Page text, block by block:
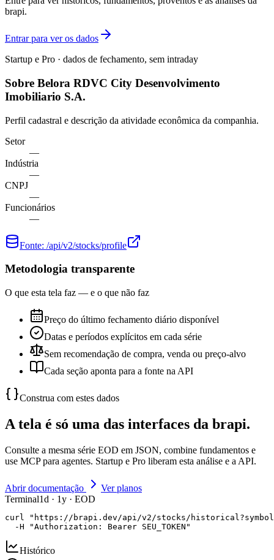
brapi.
Entrar para ver os dados
Startup e Pro · dados de fechamento, sem intraday
Sobre Belora RDVC City Desenvolvimento
Imobiliario S.A.
Perfil cadastral e descrição da atividade econômica da companhia.
Setor
—
Indústria
—
CNPJ
—
Funcionários
—
Fonte: /api/v2/stocks/profile
Metodologia transparente
O que esta tela faz — e o que não faz
Preço do último fechamento diário disponível
Datas e períodos explícitos em cada série
Sem recomendação de compra, venda ou preço-alvo
Cada seção aponta para a fonte na API
Construa com estes dados
A tela é só uma das interfaces da brapi.
Consulte a mesma série EOD em JSON, combine fundamentos e
use MCP para agentes. Startup e Pro liberam esta análise e a API.
Abrir documentação
Ver planos
Terminal1d · 1y · EOD
curl "https://brapi.dev/api/v2/stocks/
  -H "Authorization: Bearer SEU_TOKEN"
Histórico